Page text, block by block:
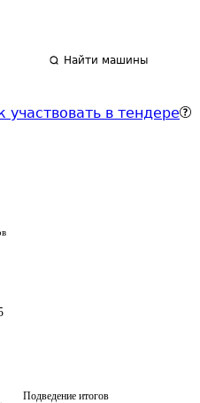
Найти машины
участвовать в тендере
Подведение итогов